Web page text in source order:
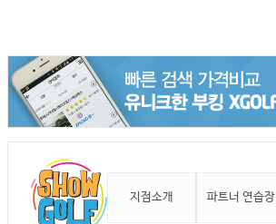
지점소개 파트너 연습장